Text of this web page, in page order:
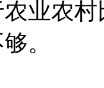
业农
。